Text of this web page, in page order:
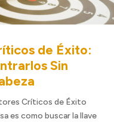
de Éxito:
Sin
Críticos de Éxito
es como buscar la llave